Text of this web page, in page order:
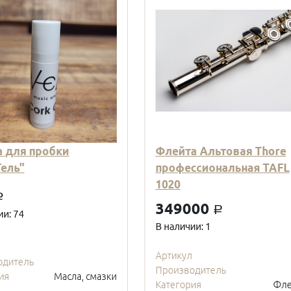
для пробки
74
Масла, смазки
Флейта Альтовая Thore
профессиональная TAFL
1020
349000 a
В наличии: 1
Артикул
Производитель
Категория